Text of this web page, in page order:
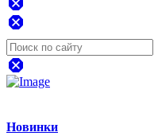
dangerous
dangerous
Новинки